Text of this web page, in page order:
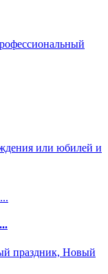
или юбилей и
праздник, Новый